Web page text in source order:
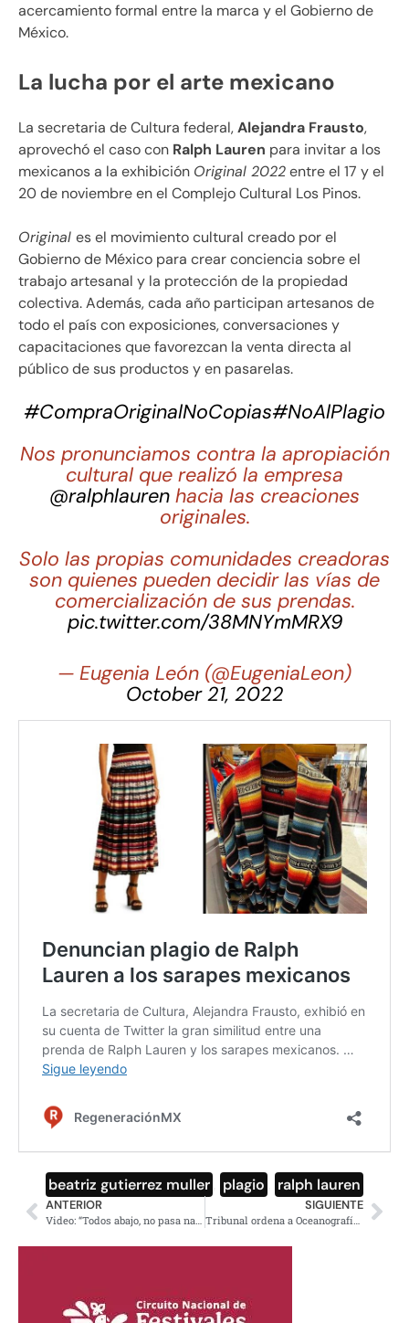
acercamiento formal entre la marca y el Gobierno de
México.
La lucha por el arte mexicano
La secretaria de Cultura federal,Alejandra Frausto,
aprovechó el caso con Ralph Lauren para invitar a los
mexicanos a la exhibición Original 2022entre el 17 y el
20 de noviembre en el Complejo Cultural Los Pinos.
Original es el movimiento cultural creado por el
Gobierno de México para crear conciencia sobre el
trabajo artesanal y la protección de la propiedad
colectiva. Además, cada año participan artesanos de
todo el país con exposiciones, conversaciones y
capacitaciones que favorezcan la venta directa al
público de sus productos y en pasarelas.
#CompraOriginalNoCopias#NoAlPlagio
Nos pronunciamos contra la apropiación
cultural que realizó la empresa
@ralphlauren hacia las creaciones
originales.
Solo las propias comunidades creadoras
son quienes pueden decidir las vías de
comercialización de sus prendas.
pic.twitter.com/38MNYmMRX9
— Eugenia León (@EugeniaLeon)
October 21, 2022
beatriz gutierrez muller plagio ralph lauren
ANTERIOR SIGUIENTE